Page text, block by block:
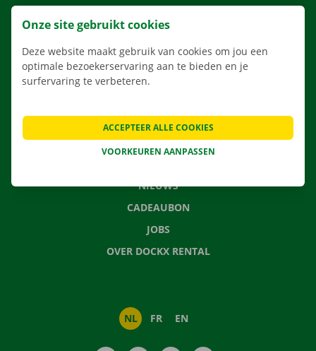
ONZE DIENSTEN
LOCATIES
APP
VERHUISOPLOSSINGEN
CONTACTEER ONS
NIEUWS
CADEAUBON
JOBS
OVER DOCKX RENTAL
NL FR EN
Onze site gebruikt cookies
Deze website maakt gebruik van cookies om jou een
optimale bezoekerservaring aan te bieden en je
surfervaring te verbeteren.
VOORKEUREN AANPASSEN
ACCEPTEER ALLE COOKIES